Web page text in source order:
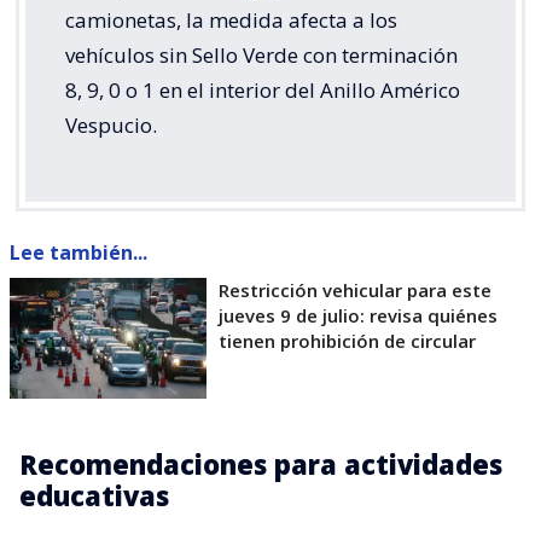
camionetas, la medida afecta a los
vehículos sin Sello Verde con terminación
8, 9, 0 o 1 en el interior del Anillo Américo
Vespucio.
Lee también...
Restricción vehicular para este
jueves 9 de julio: revisa quiénes
tienen prohibición de circular
Recomendaciones para actividades
educativas